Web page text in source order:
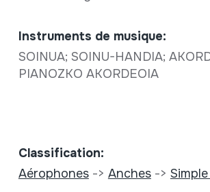
Instruments de musique:
SOINUA; SOINU-HANDIA;
PIANOZKO AKORDEOIA
Classification:
Aérophones-> Anches->